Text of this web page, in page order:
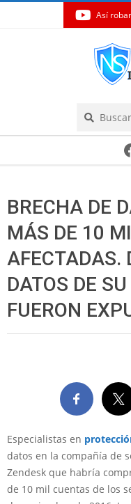
Así
BRECHA DE
MÁS DE 10
AFECTADAS.
DATOS DE
FUERON
Especialistas en
datos en la compañía de
Zendesk que habría
de 10 mil cuentas de los